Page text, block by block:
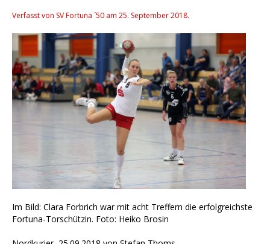
Verfasst von SV Fortuna ´50 am 25. September 2018.
Im Bild: Clara Forbrich war mit acht Treffern die erfolgreichste
Fortuna-Torschützin. Foto: Heiko Brosin